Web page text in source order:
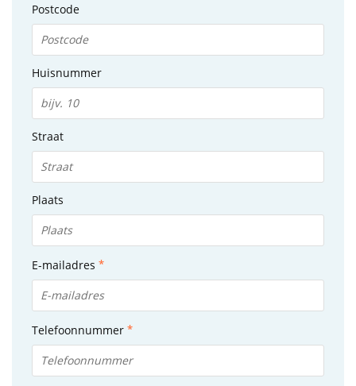
Postcode
Huisnummer
Straat
Plaats
E-mailadres
Telefoonnummer